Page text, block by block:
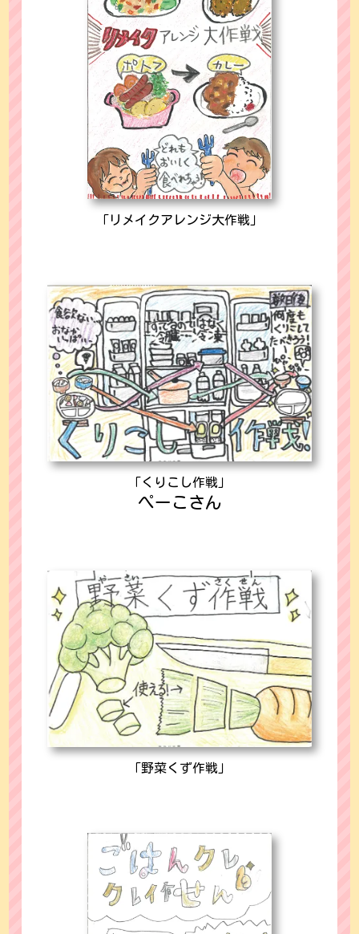
「リメイクアレンジ大作戦」
「くりこし作戦」
ぺーこさん
「野菜くず作戦」